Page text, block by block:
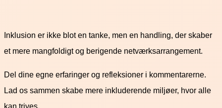
Inklusion er ikke blot en tanke, men en handling, der skaber
et mere mangfoldigt og berigende netværksarrangement.
Del dine egne erfaringer og refleksioner i kommentarerne.
Lad os sammen skabe mere inkluderende miljøer, hvor alle
kan trives.